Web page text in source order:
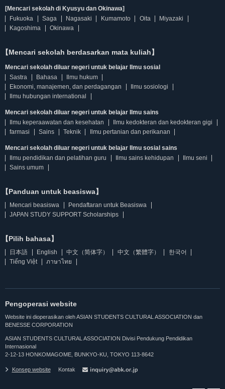
[Mencari sekolah di Kyusyu dan Okinawa]
Fukuoka
Saga Nagasaki Kumamoto Oita
Miyazaki
Kagoshima
Okinawa
【Mencari sekolah berdasarkan mata kuliah】
Mencari sekolah diluar negeri untuk belajar Ilmu sosial
Sastra
Bahasa
Ilmu hukum
Ekonomi, manajemen, dan perdagangan
Ilmu sosiologi
Ilmu hubungan international
Mencari sekolah diluar negeri untuk belajar Ilmu sains
Ilmu keperaawatan dan kesehatan
Ilmu kedokteran dan kedokteran gigi
farmasi
Sains Teknik Ilmu pertanian dan perikanan
Mencari sekolah diluar negeri untuk belajar Ilmu sosial sains
Ilmu pendidikan dan pelatihan guru
Ilmu sains kehidupan
Ilmu seni
Sains umum
【Panduan untuk beasiswa】
Mencari beasiswa
Pendaftaran untuk Beasiswa
JAPAN STUDY SUPPORT Scholarships
【Pilih bahasa】
日本語 English 中文（简体字） 中文（繁體字）
한국어
Tiếng Việt
ภาษาไทย
Pengoperasi website
Website ini dioperasikan oleh ASIAN STUDENTS CULTURAL ASSOCIATION dan
BENESSE CORPORATION
ASIAN STUDENTS CULTURAL ASSOCIATION Divisi Pendukung Pendidikan
Internasional
2-12-13 HONKOMAGOME, BUNKYO-KU, TOKYO 113-8642
Konsep website Kontak